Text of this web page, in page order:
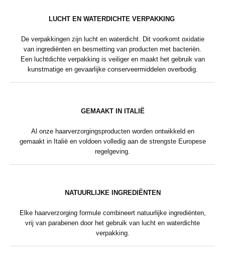
LUCHT EN WATERDICHTE VERPAKKING
De verpakkingen zijn lucht en waterdicht. Dit voorkomt oxidatie
van ingrediënten en besmetting van producten met bacteriën.
Een luchtdichte verpakking is veiliger en maakt het gebruik van
kunstmatige en gevaarlijke conserveermiddelen overbodig.
GEMAAKT IN ITALIË
Al onze haarverzorgingsproducten worden ontwikkeld en
gemaakt in Italië en voldoen volledig aan de strengste Europese
regelgeving.
NATUURLIJKE INGREDIËNTEN
Elke haarverzorging formule combineert natuurlijke ingrediënten,
vrij van parabenen door het gebruik van lucht en waterdichte
verpakking.